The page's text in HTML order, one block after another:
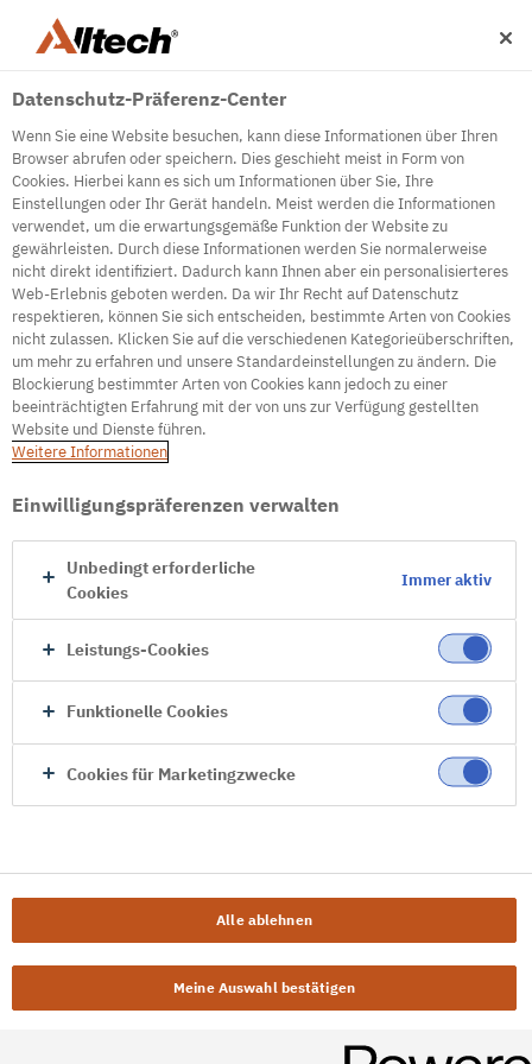
500
Internal Error Server
It seems we're experiencing some technical
difficulties. Try refreshing the page or go to the
homepage
Go to Homepage
Datenschutz-Präferenz-Center
Wenn Sie eine Website besuchen, kann diese Informationen über Ihren
Browser abrufen oder speichern. Dies geschieht meist in Form von
Cookies. Hierbei kann es sich um Informationen über Sie, Ihre
Einstellungen oder Ihr Gerät handeln. Meist werden die Informationen
verwendet, um die erwartungsgemäße Funktion der Website zu
gewährleisten. Durch diese Informationen werden Sie normalerweise
nicht direkt identifiziert. Dadurch kann Ihnen aber ein personalisierteres
Web-Erlebnis geboten werden. Da wir Ihr Recht auf Datenschutz
respektieren, können Sie sich entscheiden, bestimmte Arten von Cookies
nicht zulassen. Klicken Sie auf die verschiedenen Kategorieüberschriften,
um mehr zu erfahren und unsere Standardeinstellungen zu ändern. Die
Blockierung bestimmter Arten von Cookies kann jedoch zu einer
beeinträchtigten Erfahrung mit der von uns zur Verfügung gestellten
Website und Dienste führen.
Weitere Informationen
Einwilligungspräferenzen verwalten
Unbedingt erforderliche
Cookies
Immer aktiv
Leistungs-Cookies
Funktionelle Cookies
Cookies für Marketingzwecke
Alle ablehnen
Meine Auswahl bestätigen